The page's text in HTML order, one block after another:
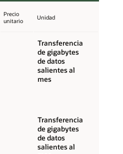
Precio
unitario
Unidad
Transferencia
de gigabytes
de datos
salientes al
mes
Transferencia
de gigabytes
de datos
salientes al